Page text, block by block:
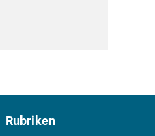
Rubriken